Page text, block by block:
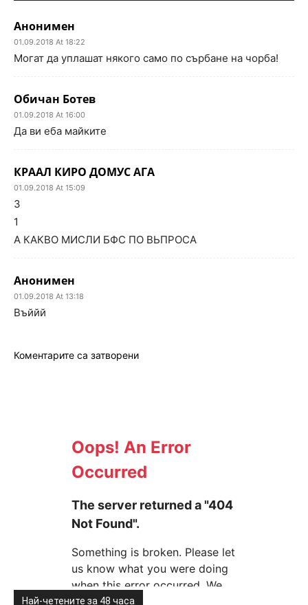
Анонимен
01.09.2018 At 18:22
Могат да уплашат някого само по сърбане на чорба!
Обичан Ботев
01.09.2018 At 16:00
Да ви еба майките
КРААЛ КИРО ДОМУС АГА
01.09.2018 At 15:09
3
1
А КАКВО МИСЛИ БФС ПО ВЬПРОСА
Анонимен
01.09.2018 At 13:18
Въййй
Коментарите са затворени
Най-четените за 48 часа